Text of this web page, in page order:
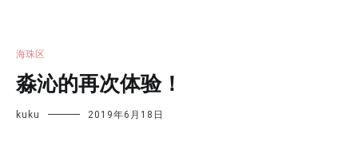
海珠区
淼沁的再次体验！
kuku 2019年6月18日